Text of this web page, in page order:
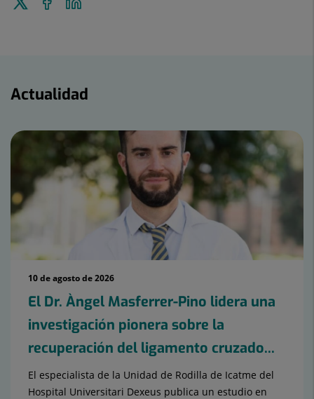
en
Actualidad
10 de agosto de 2026
El Dr. Àngel Masferrer-Pino lidera una
investigación pionera sobre la
recuperación del ligamento cruzado...
El especialista de la Unidad de Rodilla de Icatme del
Hospital Universitari Dexeus publica un estudio en